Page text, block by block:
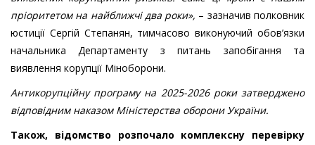
пріоритетом на найближчі два роки», – зазначив полковник
юстиції Сергій Степанян, тимчасово виконуючий обов’язки
начальника Департаменту з питань запобігання та
виявлення корупції Міноборони.
Антикорупційну програму на 2025-2026 роки затверджено
відповідним наказом Міністерства оборони України.
Також, відомство розпочало комплексну перевірку